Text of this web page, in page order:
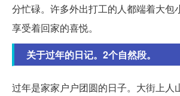
分忙碌。许多外出打工的人都端着大包
享受着回家的喜悦。
关于过年的日记。2个自然段。
过年是家家户户团圆的日子。大街上人